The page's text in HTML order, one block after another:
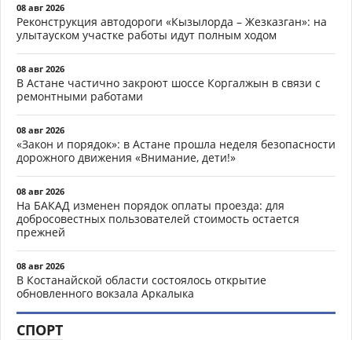
08 авг 2026
Реконструкция автодороги «Кызылорда – Жезказган»: на
улытауском участке работы идут полным ходом
08 авг 2026
В Астане частично закроют шоссе Коргалжын в связи с
ремонтными работами
08 авг 2026
«Закон и порядок»: в Астане прошла неделя безопасности
дорожного движения «Внимание, дети!»
08 авг 2026
На БАКАД изменен порядок оплаты проезда: для
добросовестных пользователей стоимость остается
прежней
08 авг 2026
В Костанайской области состоялось открытие
обновленного вокзала Аркалыка
СПОРТ